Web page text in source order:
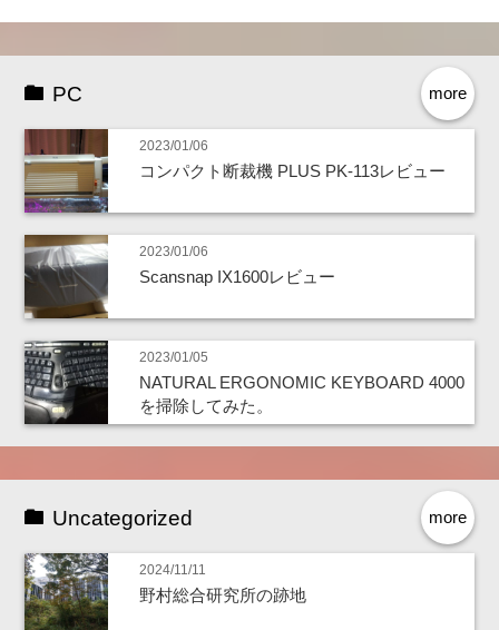
more
PC
2023/01/06
コンパクト断裁機 PLUS PK-113レビュー
2023/01/06
Scansnap IX1600レビュー
2023/01/05
NATURAL ERGONOMIC KEYBOARD 4000
を掃除してみた。
more
Uncategorized
2024/11/11
野村総合研究所の跡地